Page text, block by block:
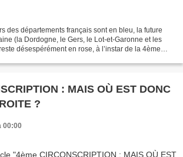
des départements français sont en bleu, la future
(la Dordogne, le Gers, le Lot-et-Garonne et les
désespérément en rose, à l’instar de la 4ème
OÙ EST DONC
?
00:00